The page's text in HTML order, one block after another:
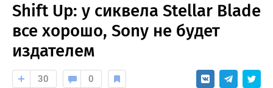
Shift Up: у сиквела Stellar Blade
все хорошо, Sony не будет
издателем
30 0